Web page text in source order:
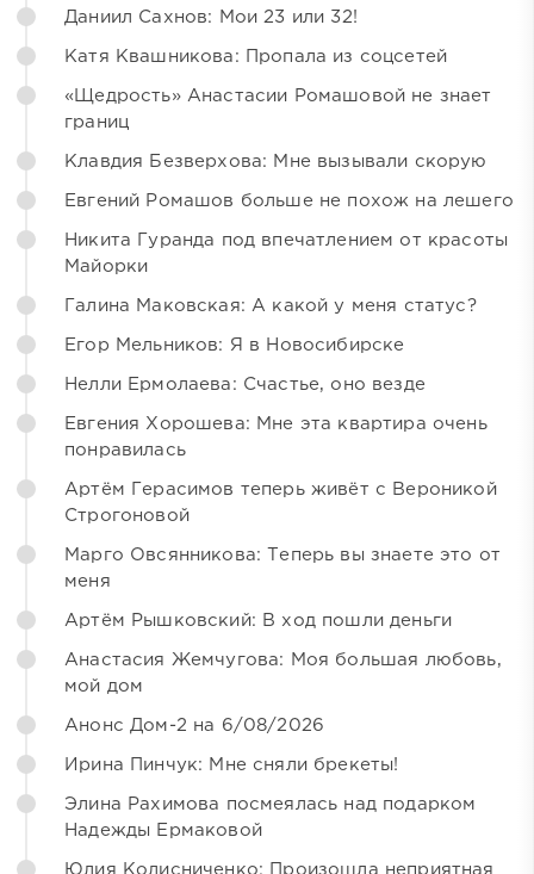
Даниил Сахнов: Мои 23 или 32!
Катя Квашникова: Пропала из соцсетей
«Щедрость» Анастасии Ромашовой не знает
границ
Клавдия Безверхова: Мне вызывали скорую
Евгений Ромашов больше не похож на лешего
Никита Гуранда под впечатлением от красоты
Майорки
Галина Маковская: А какой у меня статус?
Егор Мельников: Я в Новосибирске
Нелли Ермолаева: Счастье, оно везде
Евгения Хорошева: Мне эта квартира очень
понравилась
Артём Герасимов теперь живёт с Вероникой
Строгоновой
Марго Овсянникова: Теперь вы знаете это от
меня
Артём Рышковский: В ход пошли деньги
Анастасия Жемчугова: Моя большая любовь,
мой дом
Анонс Дом-2 на 6/08/2026
Ирина Пинчук: Мне сняли брекеты!
Элина Рахимова посмеялась над подарком
Надежды Ермаковой
Юлия Колисниченко: Произошла неприятная